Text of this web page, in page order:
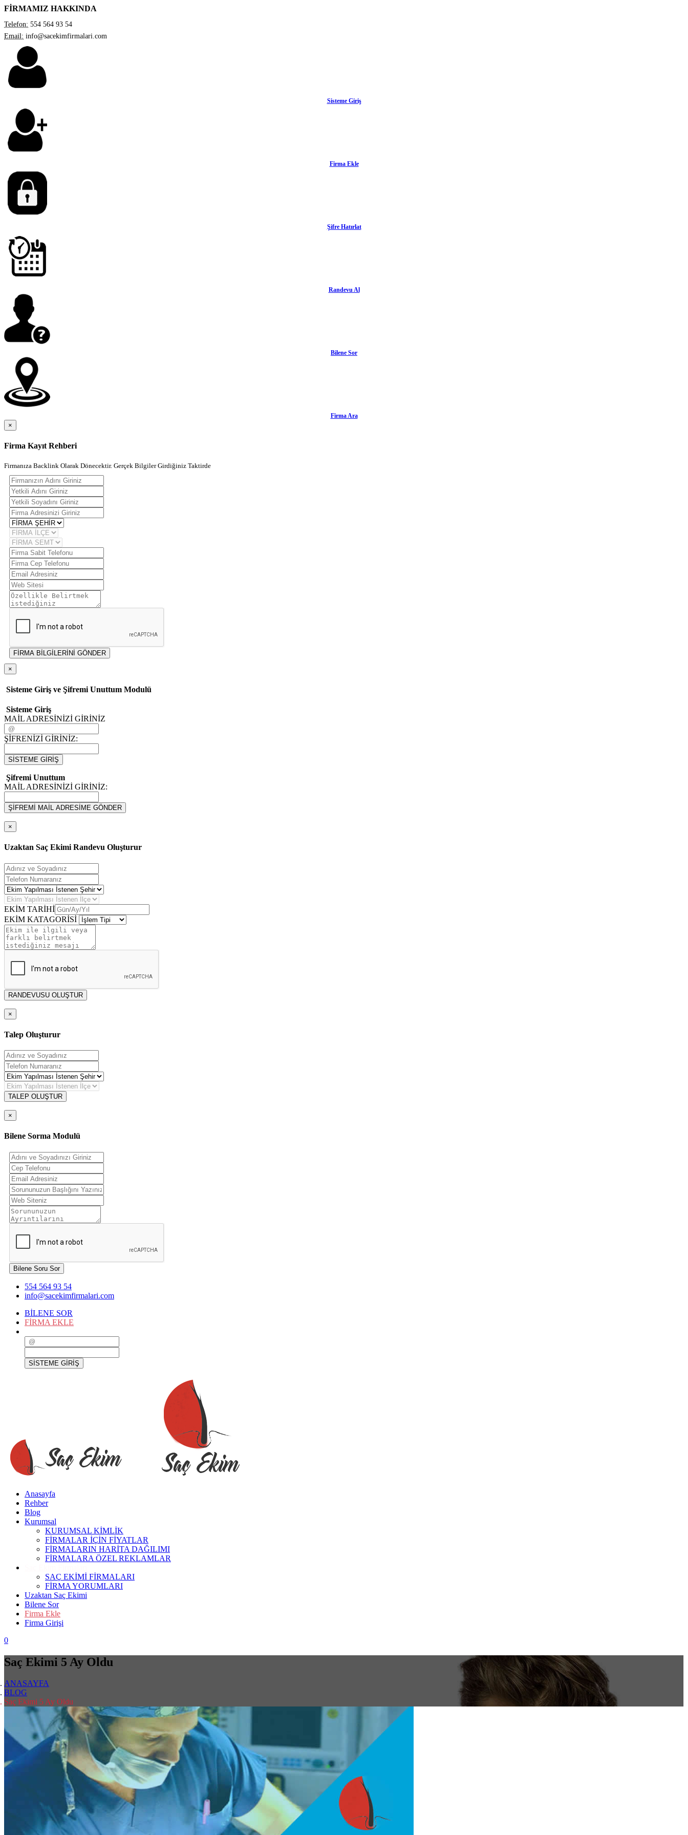
FİRMAMIZ HAKKINDA
Telefon: 554 564 93 54
Email: info@sacekimfirmalari.com
Sisteme Giriş
Firma Ekle
Şifre Hatırlat
Randevu Al
Bilene Sor
Firma Ara
×
Firma Kayıt Rehberi
Firmanıza Backlink Olarak Dönecektir. Gerçek Bilgiler Girdiğiniz Taktirde
FİRMA BİLGİLERİNİ GÖNDER
×
Sisteme Giriş ve Şifremi Unuttum Modulü
Sisteme Giriş
MAİL ADRESİNİZİ GİRİNİZ
ŞİFRENİZİ GİRİNİZ:
SİSTEME GİRİŞ
Şifremi Unuttum
MAİL ADRESİNİZİ GİRİNİZ:
ŞİFREMİ MAİL ADRESİME GÖNDER
×
Uzaktan Saç Ekimi Randevu Oluşturur
EKİM TARİHİ
EKİM KATAGORİSİ
RANDEVUSU OLUŞTUR
×
Talep Oluşturur
TALEP OLUŞTUR
×
Bilene Sorma Modulü
Bilene Soru Sor
554 564 93 54
info@sacekimfirmalari.com
BİLENE SOR
FİRMA EKLE
SİSTEME GİRİŞ
Anasayfa
Rehber
Blog
Kurumsal
KURUMSAL KİMLİK
FİRMALAR İÇİN FİYATLAR
FİRMALARIN HARİTA DAĞILIMI
FİRMALARA ÖZEL REKLAMLAR
SAÇ EKİMİ FİRMALARI
FİRMA YORUMLARI
Uzaktan Saç Ekimi
Bilene Sor
Firma Ekle
Firma Girişi
0
Saç Ekimi 5 Ay Oldu
ANASAYFA
BLOG
Saç Ekimi 5 Ay Oldu